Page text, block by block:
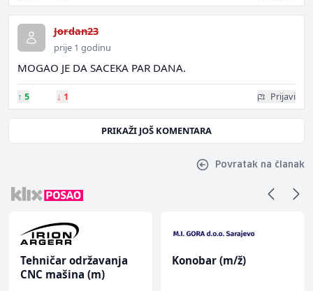
Jordan23
prije 1 godinu
MOGAO JE DA SACEKA PAR DANA.
↑ 5 ↓ 1 Prijavi
PRIKAŽI JOŠ KOMENTARA
Povratak na članak
Tehničar održavanja
CNC mašina (m)
Konobar (m/ž)